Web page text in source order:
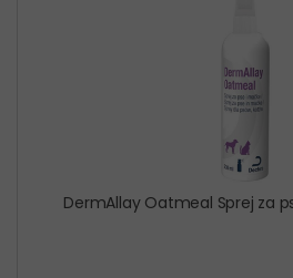
DermAllay Oatmeal Sprej za